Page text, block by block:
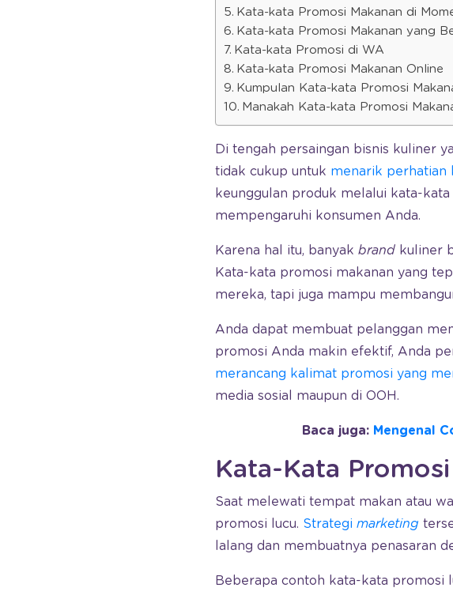
Kata-kata Promosi Makanan di
Kata-kata Promosi Makanan yang
Kata-kata Promosi di WA
Kata-kata Promosi Makanan Online
Kumpulan Kata-kata Promosi
Manakah Kata-kata Promosi
Di tengah persaingan bisnis kuliner
tidak cukup untuk menarik perhatian
keunggulan produk melalui kata-
mempengaruhi konsumen Anda.
Karena hal itu, banyak brand kuliner
Kata-kata promosi makanan yang
mereka, tapi juga mampu
Anda dapat membuat pelanggan
promosi Anda makin efektif, Anda
merancang kalimat promosi yang
media sosial maupun di OOH.
Baca juga: Mengenal
Kata-Kata
Saat melewati tempat makan atau
promosi lucu. Strategi marketing
lalang dan membuatnya penasaran
Beberapa contoh kata-kata promosi